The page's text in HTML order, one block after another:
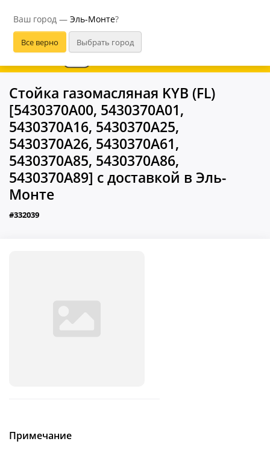
Ваш город — Эль-Монте?
В приложении удобнее
Стойка газомасляная KYB (FL)
[5430370A00, 5430370A01,
5430370A16, 5430370A25,
5430370A26, 5430370A61,
5430370A85, 5430370A86,
5430370A89] с доставкой в Эль-
Монте
#332039
Примечание